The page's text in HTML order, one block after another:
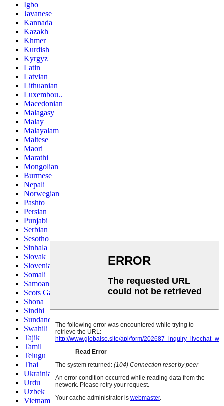
Igbo
Javanese
Kannada
Kazakh
Khmer
Kurdish
Kyrgyz
Latin
Latvian
Lithuanian
Luxembou..
Macedonian
Malagasy
Malay
Malayalam
Maltese
Maori
Marathi
Mongolian
Burmese
Nepali
Norwegian
Pashto
Persian
Punjabi
Serbian
Sesotho
Sinhala
Slovak
Slovenian
Somali
Samoan
Scots Gaelic
Shona
Sindhi
Sundanese
Swahili
Tajik
Tamil
Telugu
Thai
Ukrainian
Urdu
Uzbek
Vietnamese